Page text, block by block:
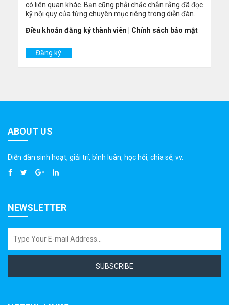
có liên quan khác. Bạn cũng phải chắc chắn rằng đã đọc
kỹ nội quy của từng chuyên mục riêng trong diễn đàn.
Điều khoản đăng ký thành viên
Chính sách bảo mật
Đăng ký
ABOUT US
Diễn đàn sinh hoạt, giải trí, bình luân, học hỏi, chia sẻ, vv.
NEWSLETTER
SUBSCRIBE